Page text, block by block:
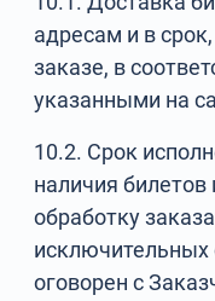
адресам и в
заказе, в
указанными на
10.2. Срок
наличия
обработку
оговорен с